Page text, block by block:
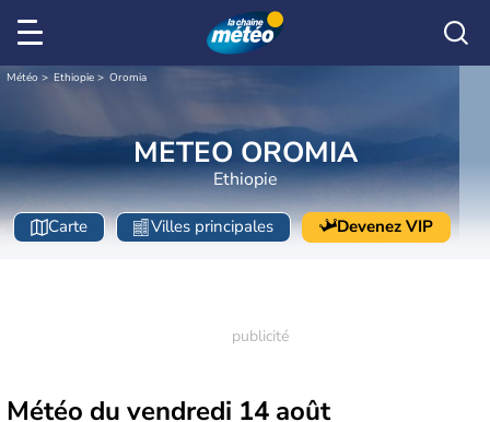
Météo Ethiopie Oromia
METEO OROMIA
Ethiopie
Carte Villes principales Devenez VIP
Météo du vendredi 14 août